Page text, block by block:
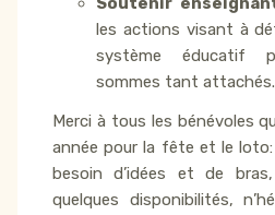
les actions visant à
système éducatif
sommes tant attachés.
Merci à tous les bénévoles
année pour la fête et le
besoin d’idées et de
quelques disponibilités,